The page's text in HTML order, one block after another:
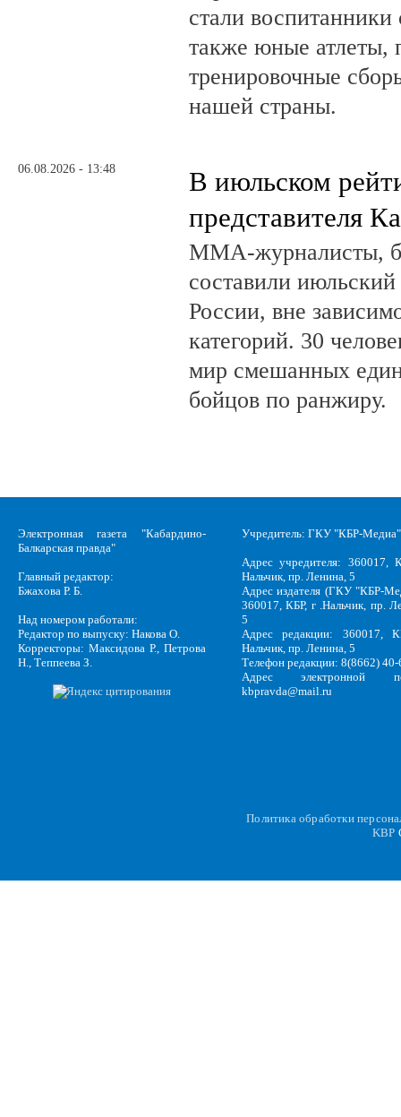
стали
также юные атлеты,
тренировочные
нашей страны.
06.08.2026 - 13:48
В июльском
представителя
ММА-журналисты,
составили
России, вне
категорий. 30
мир смешанных
бойцов по ранжиру.
Электронная газета "Кабардино-
Балкарская правда"
Главный редактор:
Бжахова Р. Б.
Над номером работали:
Редактор по выпуску: Накова О.
Корректоры: Максидова Р., Петрова
Н., Теппеева З.
Учредитель: ГКУ "КБР-Медиа"
Адрес учредителя: 360017,
Нальчик, пр. Ленина, 5
Адрес издателя (ГКУ "КБР-
360017, КБР, г .Нальчик, пр.
5
Адрес редакции: 360017,
Нальчик, пр. Ленина, 5
Телефон редакции: 8(8662)
Адрес электронной
kbpravda@mail.ru
Политика обработки
KBP